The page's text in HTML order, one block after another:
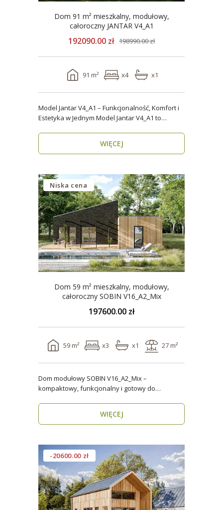
Dom 91 m² mieszkalny, modułowy,
całoroczny JANTAR V4_A1
192090.00 zł 198990.00 zł
91 m² x4 x1
Model Jantar V4_A1 – Funkcjonalność, Komfort i
Estetyka w Jednym Model Jantar V4_A1 to
WIĘCEJ
Niska cena
Dom 59 m² mieszkalny, modułowy,
całoroczny SOBIN V16_A2_Mix
197600.00 zł
59 m² x3 x1 27 m²
Dom modułowy SOBIN V16_A2_Mix –
kompaktowy, funkcjonalny i gotowy do
WIĘCEJ
-20600.00 zł